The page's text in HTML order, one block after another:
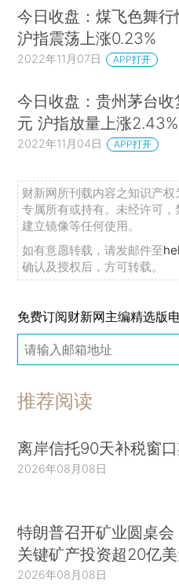
今日收盘：煤飞色舞行
沪指震荡上涨0.23%
2022年11月07日 APP打开
今日收盘：贵州茅台收
元 沪指放量上涨2.43%
2022年11月04日 APP打开
财新网所刊载内容之知识产
专属所有或持有。未经许可
建立镜像等任何使用。
如有意愿转载，请发邮件至
确认及授权后，方可转载。
免费订阅财新网主编精选版
推荐阅读
离岸信托90天补税窗
2026年08月08日
特朗普召开矿业圆桌会
关键矿产投资超20亿
2026年08月08日